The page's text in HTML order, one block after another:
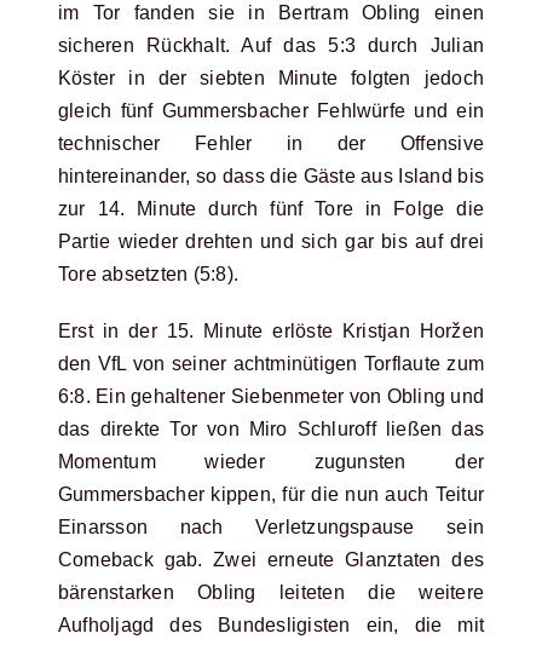
im Tor fanden sie in Bertram Obling einen
sicheren Rückhalt. Auf das 5:3 durch Julian
Köster in der siebten Minute folgten jedoch
gleich fünf Gummersbacher Fehlwürfe und ein
technischer Fehler in der Offensive
hintereinander, so dass die Gäste aus Island bis
zur 14. Minute durch fünf Tore in Folge die
Partie wieder drehten und sich gar bis auf drei
Tore absetzten (5:8).
Erst in der 15. Minute erlöste Kristjan Horžen
den VfL von seiner achtminütigen Torflaute zum
6:8. Ein gehaltener Siebenmeter von Obling und
das direkte Tor von Miro Schluroff ließen das
Momentum wieder zugunsten der
Gummersbacher kippen, für die nun auch Teitur
Einarsson nach Verletzungspause sein
Comeback gab. Zwei erneute Glanztaten des
bärenstarken Obling leiteten die weitere
Aufholjagd des Bundesligisten ein, die mit